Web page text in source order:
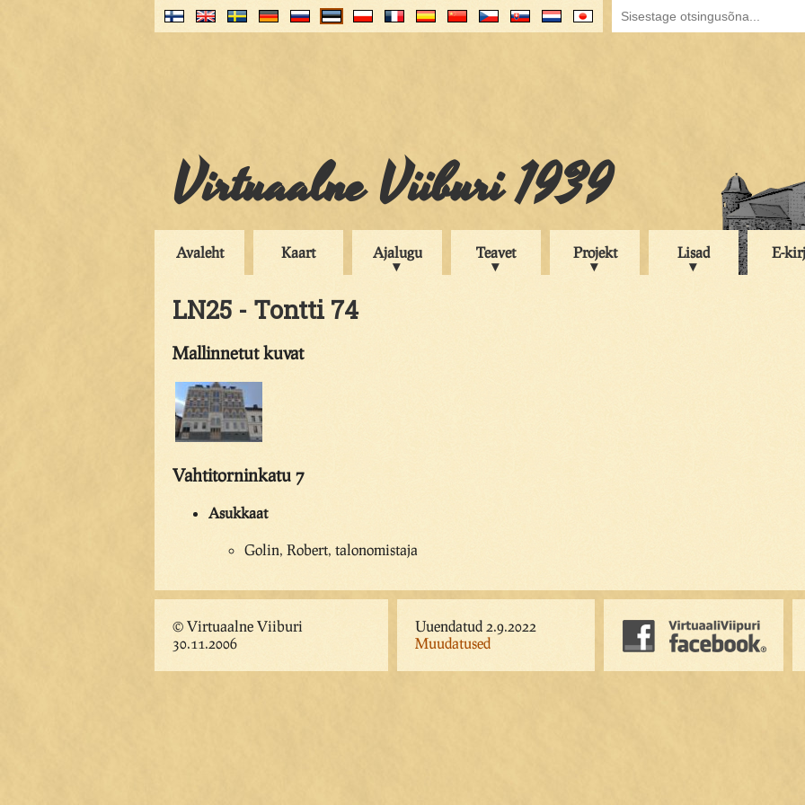
Virtuaalne Viiburi 1939
Avaleht Kaart Ajalugu Teavet Projekt Lisad E-
LN25 - Tontti 74
Mallinnetut kuvat
Vahtitorninkatu 7
Asukkaat
Golin, Robert, talonomistaja
© Virtuaalne Viiburi
30.11.2006
Uuendatud 2.9.2022
Muudatused